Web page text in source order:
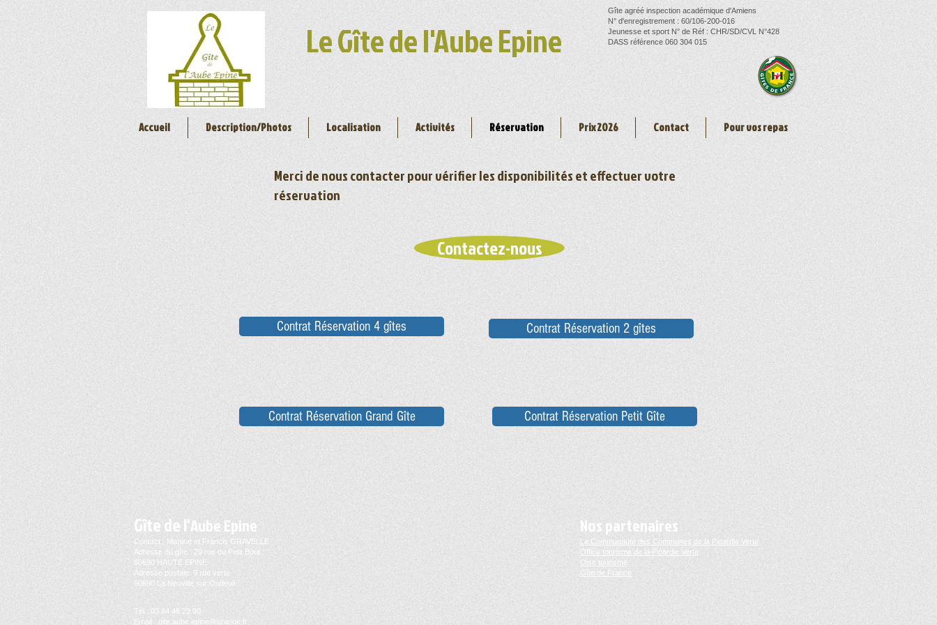
Le Gîte de l'Aube Epine
Gîte agréé inspection académique d'Amiens
N° d'enregistrement : 60/106-200-016
Jeunesse et sport N° de Réf : CHR/SD/CVL N°428
DASS référence 060 304 015
Accueil Description/Photos Localisation Activités Réservation Prix 2026 Contact Pour vos repas
Merci de nous contacter pour vérifier les disponibilités et effectuer votre
réservation
Contactez-nous
Contrat Réservation 4 gîtes
Contrat Réservation Grand Gîte
Contrat Réservation 2 gîtes
Contrat Réservation Petit Gîte
Gîtede l'Aube Epine
Contact : Martine et Francis GRAVELLE
Adresse du gîte : 29 rue du Petit Bout
60690 HAUTE EPINE
Adresse postale: 9 rue verte
60690 La Neuville sur Oudeuil
Tél : 03 44 46 23 90
Email : gite.aube.epine@orange.fr
Nos partenaires
La Communauté des Communes de la Picardie Verte
Office tourisme de la Picardie Verte
Oise tourisme
Gîte de France